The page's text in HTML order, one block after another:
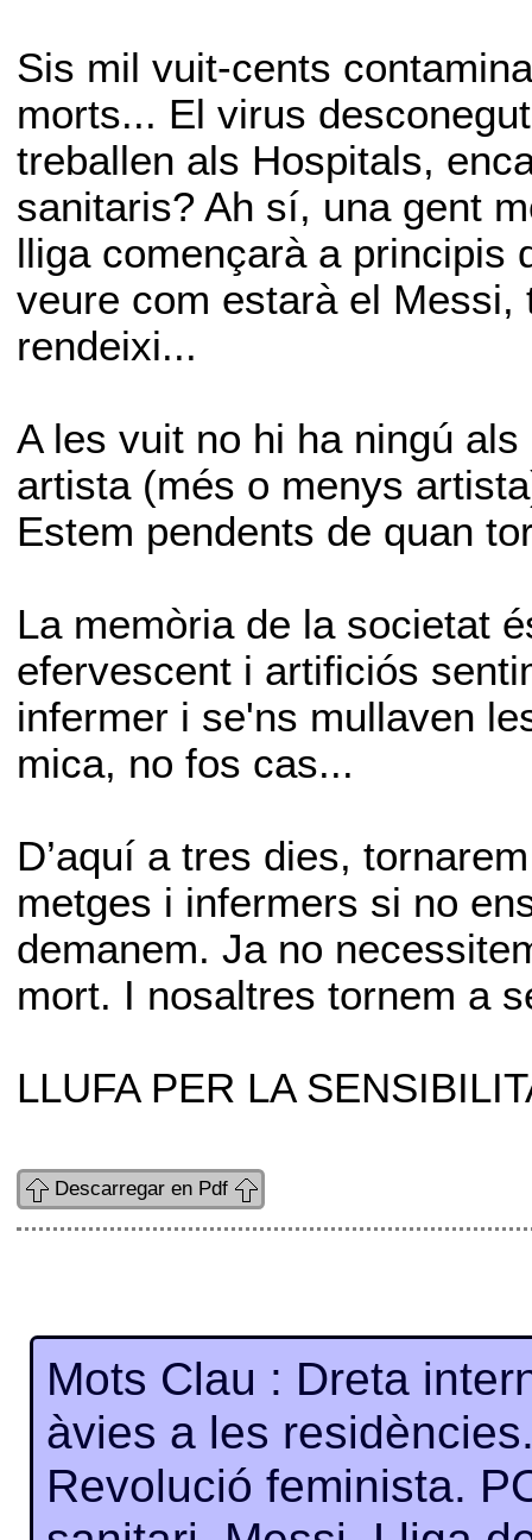
Sis mil vuit-cents
morts... El virus
treballen als Hospitals,
sanitaris? Ah sí, una gent
lliga començarà a principis
veure com estarà el
rendeixi...
A les vuit no hi ha ningú
artista (més o menys
Estem pendents de quan
La memòria de la societat
efervescent i artificiós
infermer i se'ns mullaven
mica, no fos cas...
D’aquí a tres dies,
metges i infermers si no
demanem. Ja no
mort. I nosaltres tornem a
LLUFA PER LA
Descarregar en Pdf
Mots Clau : Dreta
àvies a les
Revolució feminista.